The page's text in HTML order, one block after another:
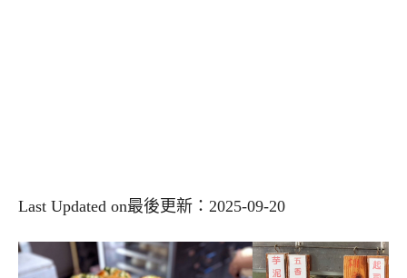
Last Updated on最後更新：2025-09-20